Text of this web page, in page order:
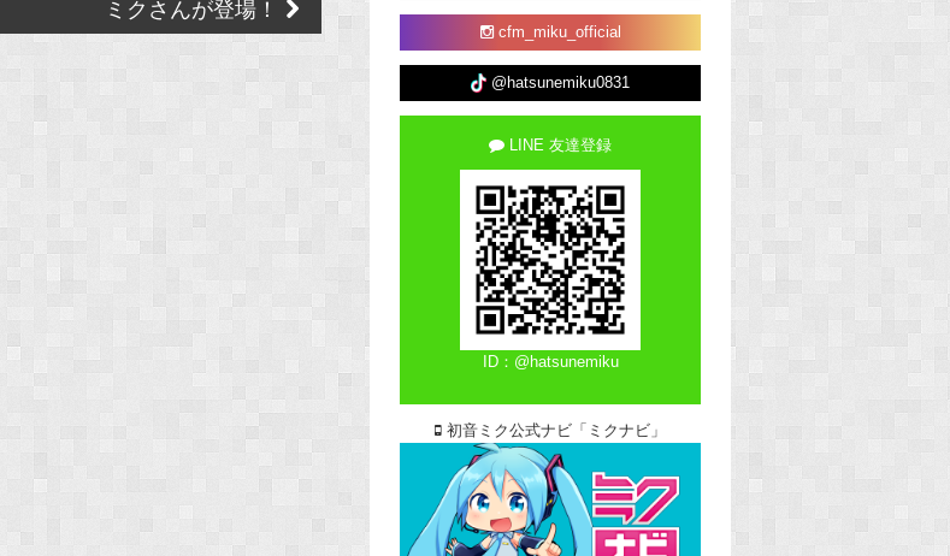
ミクさんが登場！
cfm_miku_official
@hatsunemiku0831
LINE 友達登録
ID：@hatsunemiku
初音ミク公式ナビ「ミクナビ」